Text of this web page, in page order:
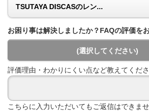
TSUTAYA DISCASのレン...
お困り事は解決しましたか？FAQの評価を
(選択してください)
評価理由・わかりにくい点など教えてくださ
こちらに入力いただいてもご返信はできませ